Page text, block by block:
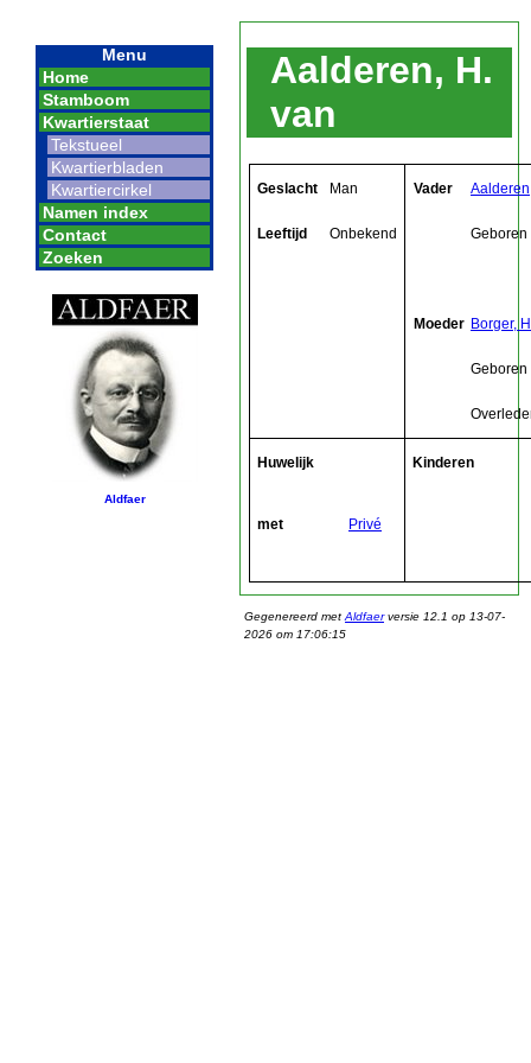
Menu
Home
Stamboom
Kwartierstaat
Tekstueel
Kwartierbladen
Kwartiercirkel
Namen index
Contact
Zoeken
Aldfaer
Aalderen, H.
van
Geslacht Man
Leeftijd Onbekend
Vader
Geboren
Moeder Borger,
Geboren
Huwelijk
met Privé
Kinderen
Gegenereerd met Aldfaerversie 12.1 op 13-07-
2026 om 17:06:15